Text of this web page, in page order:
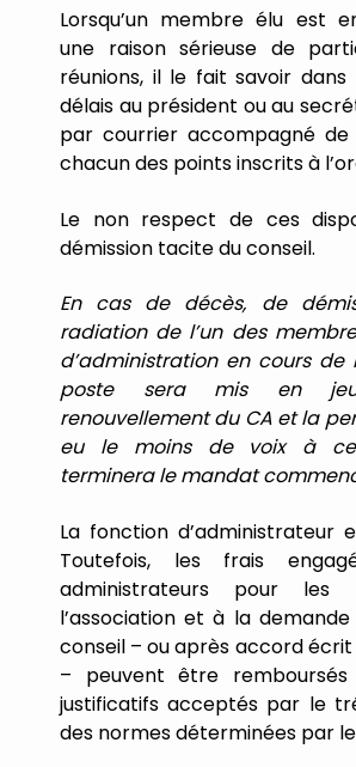
Lorsqu’un membre élu est
une raison sérieuse de
réunions, il le fait savoir dans
délais au président ouau
par courrier accompagné de
chacundes pointsinscritsà l’
Le non respect de ces
démission taciteduconseil.
En cas de décès, de
radiation de l’un des
d’administration en cours de
poste
sera mis en
renouvellement du CA et la
eu
le moins de voix à
terminera le mandat
La fonction d’administrateur
Toutefois,
les frais
administrateurs
pour les
l’association et à la demande
conseil –ouaprès accordécrit
– peuvent être remboursés
justificatifs acceptés par le
des normesdéterminées par le